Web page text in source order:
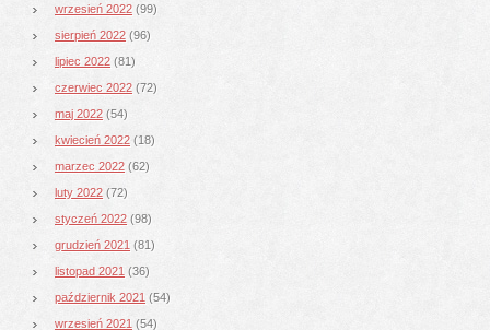
wrzesień 2022 (99)
sierpień 2022 (96)
lipiec 2022 (81)
czerwiec 2022 (72)
maj 2022 (54)
kwiecień 2022 (18)
marzec 2022 (62)
luty 2022 (72)
styczeń 2022 (98)
grudzień 2021 (81)
listopad 2021 (36)
październik 2021 (54)
wrzesień 2021 (54)